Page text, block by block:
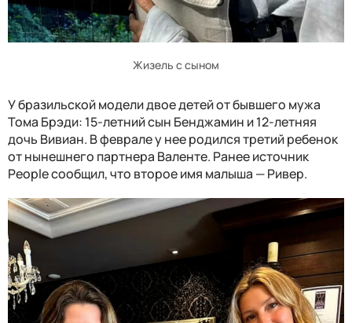
Жизель с сыном
У бразильской модели двое детей от бывшего мужа
Тома Брэди: 15-летний сын Бенджамин и 12-летняя
дочь Вивиан. В феврале у нее родился третий ребенок
от нынешнего партнера Валенте. Ранее источник
People сообщил, что второе имя малыша — Ривер.